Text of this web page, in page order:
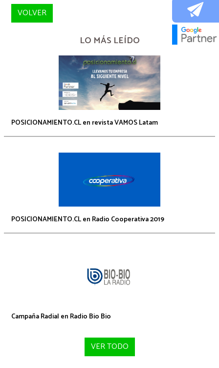
VOLVER
LO MÁS LEÍDO
POSICIONAMIENTO.CL en revista VAMOS Latam
POSICIONAMIENTO.CL en Radio Cooperativa 2019
Campaña Radial en Radio Bio Bio
VER TODO